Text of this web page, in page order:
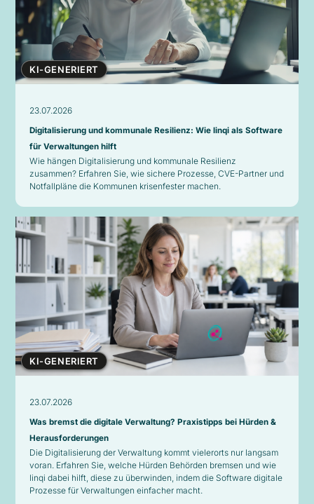
KI-GENERIERT
23.07.2026
Digitalisierung und kommunale Resilienz: Wie linqi als Software
für Verwaltungen hilft
Wie hängen Digitalisierung und kommunale Resilienz
zusammen? Erfahren Sie, wie sichere Prozesse, CVE-Partner und
Notfallpläne die Kommunen krisenfester machen.
KI-GENERIERT
23.07.2026
Was bremst die digitale Verwaltung? Praxistipps bei Hürden &
Herausforderungen
Die Digitalisierung der Verwaltung kommt vielerorts nur langsam
voran. Erfahren Sie, welche Hürden Behörden bremsen und wie
linqi dabei hilft, diese zu überwinden, indem die Software digitale
Prozesse für Verwaltungen einfacher macht.